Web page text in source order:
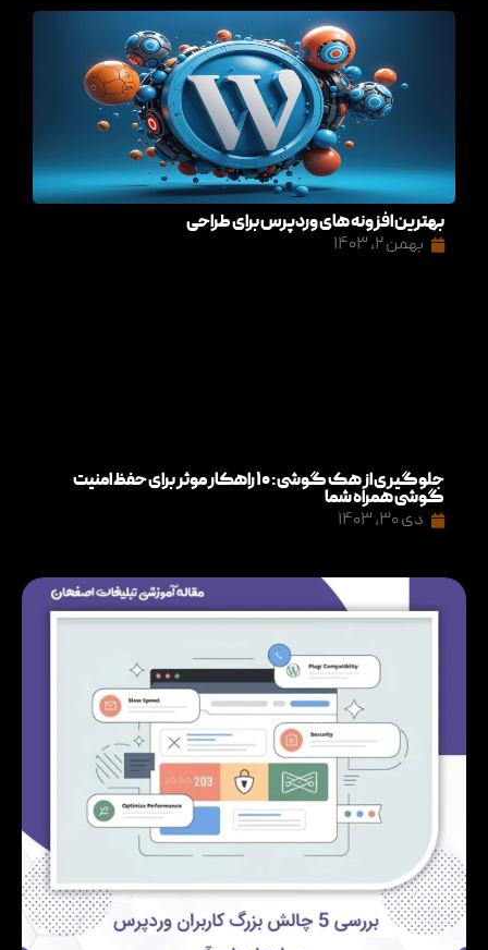
بهترین افزونه های وردپرس برای طراحی
بهمن ۲, ۱۴۰۳
جلوگیری از هک گوشی: ۱۰ راهکار موثر برای حفظ امنیت
گوشی همراه شما
دی ۳۰, ۱۴۰۳